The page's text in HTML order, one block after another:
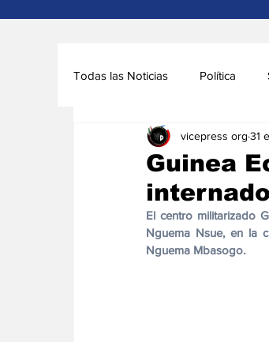
Todas las Noticias Política
Seguridad y Defensa
Asuntos Sociales
Guinea
vicepress org 31
El centro militarizado
Nguema Nsue, en la
Nguema Mbasogo.